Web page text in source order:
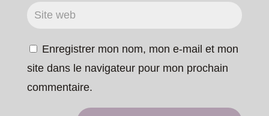
Enregistrer mon nom, mon e-mail et mon
site dans le navigateur pour mon prochain
commentaire.